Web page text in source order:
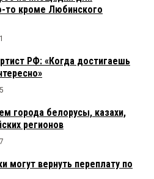
то кроме Любинского
РФ: «Когда достигаешь
города белорусы, казахи,
регионов
могут вернуть переплату по